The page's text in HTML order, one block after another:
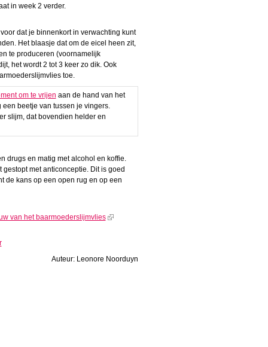
in week 2 verder.
dat je binnenkort in verwachting kunt
Het blaasje dat om de eicel heen zit,
te produceren (voornamelijk
het wordt 2 tot 3 keer zo dik. Ook
toe.
om te vrijen aan de hand van het
beetje van tussen je vingers.
slijm, dat bovendien helder en
drugs en matig met alcohol en koffie.
met anticonceptie. Dit is goed
de kans op een open rug en op een
van het baarmoederslijmvlies
Auteur: Leonore Noorduyn